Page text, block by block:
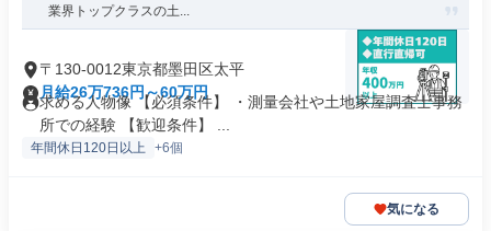
業界トップクラスの土...
〒130-0012東京都墨田区太平
月給26万736円～60万円
求める人物像 【必須条件】 ・測量会社や土地家屋調査士事務
所での経験 【歓迎条件】 ...
年間休日120日以上 +6個
気になる